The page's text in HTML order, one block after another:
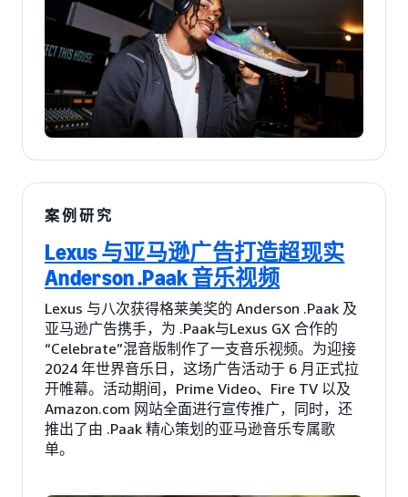
案例研究
Lexus 与亚马逊广告打造超现实
Anderson .Paak 音乐视频
Lexus 与八次获得格莱美奖的 Anderson .Paak 及
亚马逊广告携手，为 .Paak与Lexus GX 合作的
“Celebrate”混音版制作了一支音乐视频。为迎接
2024 年世界音乐日，这场广告活动于 6 月正式拉
开帷幕。活动期间，Prime Video、Fire TV 以及
Amazon.com 网站全面进行宣传推广，同时，还
推出了由 .Paak 精心策划的亚马逊音乐专属歌
单。